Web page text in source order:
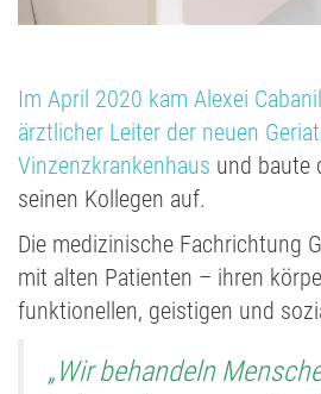
Im April 2020 kam Alexei
ärztlicher Leiter der neuen
Vinzenzkrankenhaus und baute
seinen Kollegen auf.
Die medizinische Fachrichtung
mit alten Patienten – ihren
funktionellen, geistigen und
„Wir behandeln